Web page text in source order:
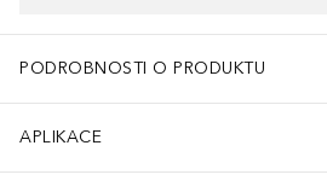
PODROBNOSTI O PRODUKTU
APLIKACE